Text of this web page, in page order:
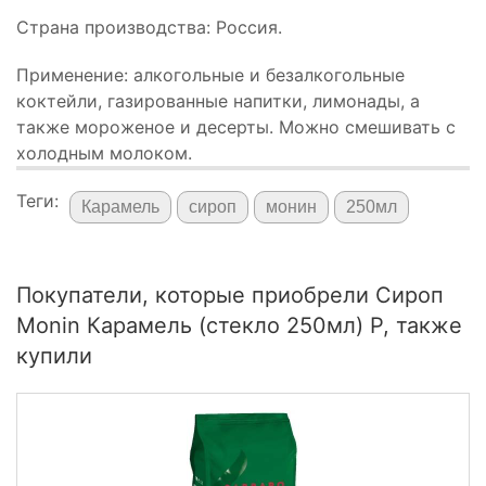
Страна производства: Россия.
Применение: алкогольные и безалкогольные
коктейли, газированные напитки, лимонады, а
также мороженое и десерты. Можно смешивать с
холодным молоком.
Теги: Карамель сироп монин 250мл
Покупатели, которые приобрели Сироп
Monin Карамель (стекло 250мл) Р, также
купили